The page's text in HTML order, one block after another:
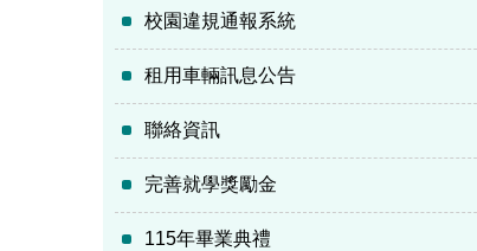
校園違規通報系統
租用車輛訊息公告
聯絡資訊
完善就學獎勵金
115年畢業典禮